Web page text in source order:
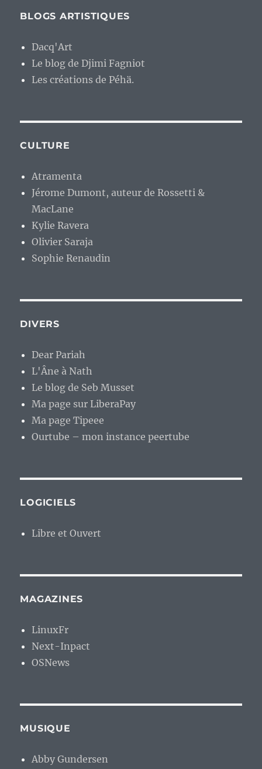
BLOGS ARTISTIQUES
Dacq'Art
Le blog de Djimi Fagniot
Les créations de Péhä.
CULTURE
Atramenta
Jérome Dumont, auteur de Rossetti &
MacLane
Kylie Ravera
Olivier Saraja
Sophie Renaudin
DIVERS
Dear Pariah
L'Âne à Nath
Le blog de Seb Musset
Ma page sur LiberaPay
Ma page Tipeee
Ourtube – mon instance peertube
LOGICIELS
Libre et Ouvert
MAGAZINES
LinuxFr
Next-Inpact
OSNews
MUSIQUE
Abby Gundersen